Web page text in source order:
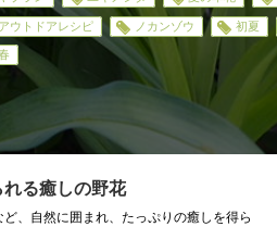
アウトドアレシピ ノカンゾウ 初夏
る癒しの野花
、自然に囲まれ、たっぷりの癒しを得ら